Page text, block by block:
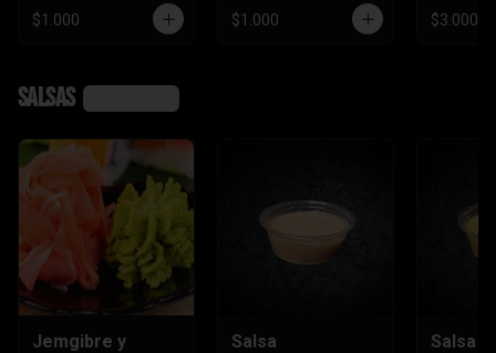
$1.000 $1.000 $3.000
Salsas
Jemgibre y
Salsa
Salsa